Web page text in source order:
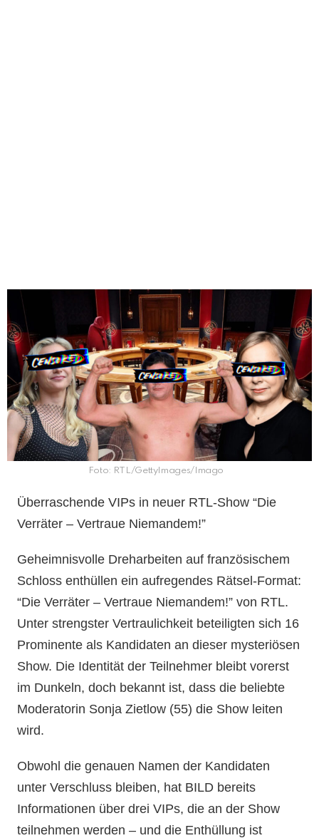
Foto: RTL/GettyImages/Imago
Überraschende VIPs in neuer RTL-Show “Die
Verräter – Vertraue Niemandem!”
Geheimnisvolle Dreharbeiten auf französischem
Schloss enthüllen ein aufregendes Rätsel-Format:
“Die Verräter – Vertraue Niemandem!” von RTL.
Unter strengster Vertraulichkeit beteiligten sich 16
Prominente als Kandidaten an dieser mysteriösen
Show. Die Identität der Teilnehmer bleibt vorerst
im Dunkeln, doch bekannt ist, dass die beliebte
Moderatorin Sonja Zietlow (55) die Show leiten
wird.
Obwohl die genauen Namen der Kandidaten
unter Verschluss bleiben, hat BILD bereits
Informationen über drei VIPs, die an der Show
teilnehmen werden – und die Enthüllung ist